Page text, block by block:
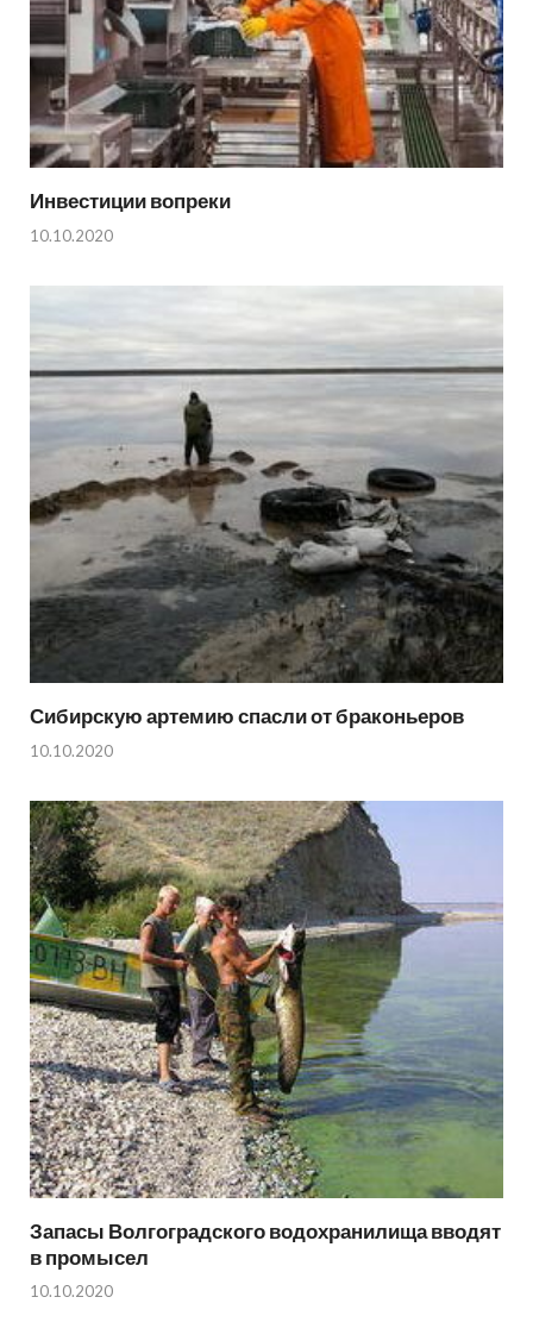
Инвестиции вопреки
10.10.2020
Сибирскую артемию спасли от браконьеров
10.10.2020
Запасы Волгоградского водохранилища вводят
в промысел
10.10.2020